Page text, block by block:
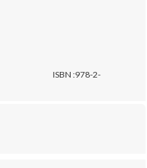
ISBN :978-2-